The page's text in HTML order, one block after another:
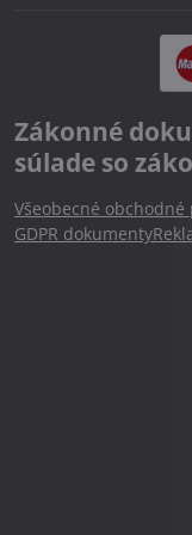
Zákonné
súlade so
Všeobecné
GDPR dokumenty